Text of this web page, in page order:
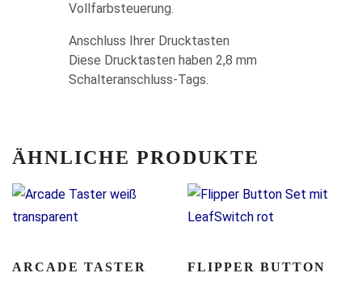
Vollfarbsteuerung.
Anschluss Ihrer Drucktasten
Diese Drucktasten haben 2,8 mm
Schalteranschluss-Tags.
ÄHNLICHE PRODUKTE
ARCADE TASTER FLIPPER BUTTON